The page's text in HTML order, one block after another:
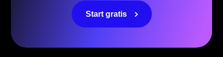
Start gratis